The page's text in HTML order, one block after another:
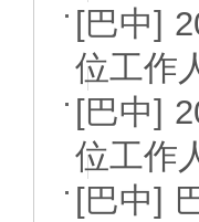
[巴中]
位工作
[巴中]
位工作
[巴中]